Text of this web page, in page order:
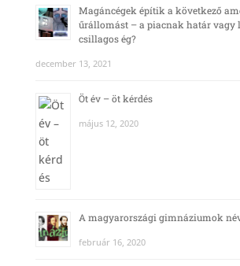
Magáncégek építik a következő
űrállomást – a piacnak határ vagy
csillagos ég?
december 13, 2021
Öt év – öt kérdés
május 12, 2020
A magyarországi gimnáziumok
február 16, 2020